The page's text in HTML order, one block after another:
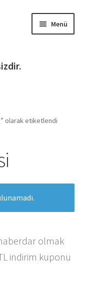
Menü
olarak etiketlendi
olmak
indirim kuponu